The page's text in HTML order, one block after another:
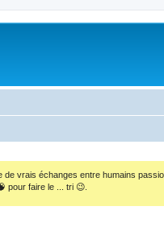
vrais échanges entre humains
pour faire le ... tri 😉.